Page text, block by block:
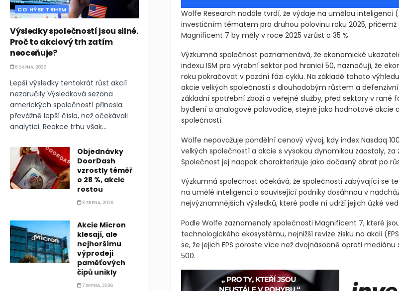
Wolfe Research nadále tvrdí, že výdaje na umělou inteligenci
investičním tématem pro druhou polovinu roku 2025, přičemž
Magnificent 7 by měly v roce 2025 vzrůst o 35 %.
Výzkumná společnost poznamenává, že ekonomické
indexu ISM pro výrobní sektor pod hranicí 50, naznačují, že
roku pokračovat v pozdní fázi cyklu. Na základě tohoto
akcie velkých společností s dlouhodobým růstem a
základní spotřební zboží a veřejné služby, před sektory v rané
bydlení a analogové polovodiče, stejně jako hodnotové akcie
společností.
Wolfe nepovažuje pondělní cenový vývoj, kdy index Nasdaq
velkých společností a akcie s vysokou dynamikou zaostaly,
Společnost jej naopak charakterizuje jako dočasný obrat po
Výzkumná společnost očekává, že společnosti zabývající se
na umělé inteligenci a související podniky dosáhnou v
nejvýznamnějších výsledků, které podle ní udrží jejich úzké
Podle Wolfe zaznamenaly společnosti Magnificent 7, které
technologického ekosystému, nejnižší revize zisku na akcii
se, že jejich EPS poroste více než dvojnásobně oproti mediánu
500.
CO HÝBE TRHEM
Výsledky společností jsou silné.
Proč to akciový trh zatím
neoceňuje?
8 SRPNA, 2026
Lepší výsledky tentokrát růst akcií
nezaručily Výsledková sezona
amerických společností přinesla
převážně lepší čísla, než očekávali
analytici. Reakce trhu však...
Objednávky
DoorDash
vzrostly téměř
o 28 %, akcie
rostou
8 SRPNA, 2026
Akcie Micron
klesají, ale
nejhoršímu
výprodeji
paměťových
čipů unikly
7 SRPNA, 2026